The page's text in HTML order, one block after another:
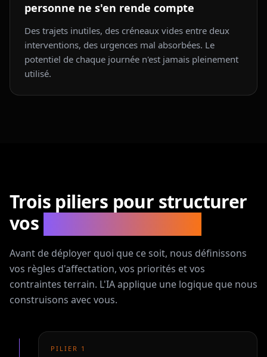
personne ne s'en rende compte
Des trajets inutiles, des créneaux vides entre deux
interventions, des urgences mal absorbées. Le
potentiel de chaque journée n'est jamais pleinement
utilisé.
Trois piliers pour structurer
vos
Avant de déployer quoi que ce soit, nous définissons
vos règles d'affectation, vos priorités et vos
contraintes terrain. L'IA applique une logique que nous
construisons avec vous.
PILIER 1